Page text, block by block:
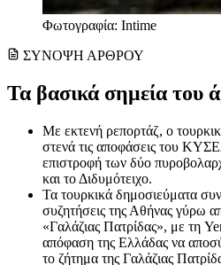
Φωτογραφία: Intime
ΣΥΝΟΨΗ ΑΡΘΡΟΥ
Τα βασικά σημεία του
Με εκτενή ρεπορτάζ, ο
στενά τις αποφάσεις του
επιστροφή των δύο
και το Διδυμότειχο.
Τα τουρκικά δημοσιεύματα
συζητήσεις της Αθήνας γύρω
«Γαλάζιας Πατρίδας», με τη
απόφαση της Ελλάδας να
το ζήτημα της Γαλάζιας